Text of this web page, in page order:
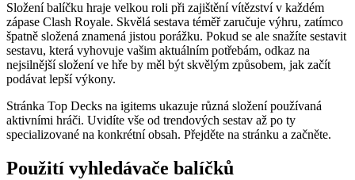
Složení balíčku hraje velkou roli při zajištění vítězství v každém
zápase Clash Royale. Skvělá sestava téměř zaručuje výhru, zatímco
špatně složená znamená jistou porážku. Pokud se ale snažíte sestavit
sestavu, která vyhovuje vašim aktuálním potřebám, odkaz na
nejsilnější složení ve hře by měl být skvělým způsobem, jak začít
podávat lepší výkony.
Stránka Top Decks na igitems ukazuje různá složení používaná
aktivními hráči. Uvidíte vše od trendových sestav až po ty
specializované na konkrétní obsah. Přejděte na stránku a začněte.
Použití vyhledávače balíčků